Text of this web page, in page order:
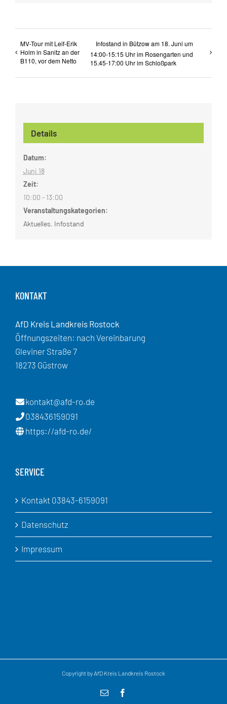
MV-Tour mit Leif-Erik
Holm in Sanitz an der
B110, vor dem Netto
Infostand in Bützow am 18. Juni um
14:00-15:15 Uhr im Rosengarten und
15.45-17:00 Uhr im Schloßpark
Details
Datum:
Juni 18
Zeit:
10:00 - 13:00
Veranstaltungskategorien:
Aktuelles, Infostand
KONTAKT
AfD Kreis Landkreis Rostock
Öffnungszeiten: nach Vereinbarung
Gleviner Straße 7
18273 Güstrow
kontakt@afd-ro.de
038436159091
https://afd-ro.de/
SERVICE
Kontakt 03843-6159091
Datenschutz
Impressum
Copyright by AfD Kreis Landkreis Rostock
E-